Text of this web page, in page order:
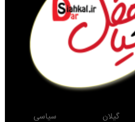
گیلان
سیاسی